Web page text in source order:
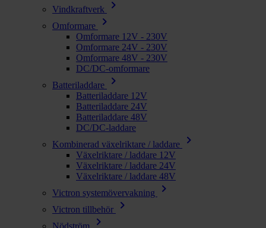
Vindkraftverk
chevron_right
Omformare chevron_right
Omformare 12V - 230V
Omformare 24V - 230V
Omformare 48V - 230V
DC/DC-omformare
Batteriladdare
chevron_right
Batteriladdare 12V
Batteriladdare 24V
Batteriladdare 48V
DC/DC-laddare
Kombinerad växelriktare / laddare
chevron_right
Växelriktare / laddare 12V
Växelriktare / laddare 24V
Växelriktare / laddare 48V
Victron systemövervakning
chevron_right
Victron tillbehör chevron_right
Nödström chevron_right